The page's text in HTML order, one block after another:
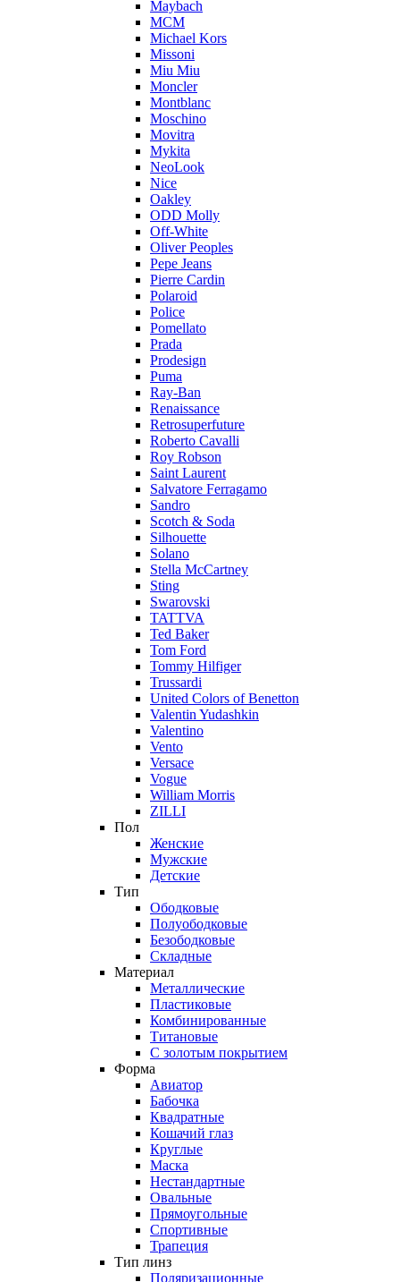
Maybach
MCM
Michael Kors
Missoni
Miu Miu
Moncler
Montblanc
Moschino
Movitra
Mykita
NeoLook
Nice
Oakley
ODD Molly
Off-White
Oliver Peoples
Pepe Jeans
Pierre Cardin
Polaroid
Police
Pomellato
Prada
Prodesign
Puma
Ray-Ban
Renaissance
Retrosuperfuture
Roberto Cavalli
Roy Robson
Saint Laurent
Salvatore Ferragamo
Sandro
Scotch & Soda
Silhouette
Solano
Stella McCartney
Sting
Swarovski
TATTVA
Ted Baker
Tom Ford
Tommy Hilfiger
Trussardi
United Colors of Benetton
Valentin Yudashkin
Valentino
Vento
Versace
Vogue
William Morris
ZILLI
Пол
Женские
Мужские
Детские
Тип
Ободковые
Полуободковые
Безободковые
Складные
Материал
Металлические
Пластиковые
Комбинированные
Титановые
С золотым покрытием
Форма
Авиатор
Бабочка
Квадратные
Кошачий глаз
Круглые
Маска
Нестандартные
Овальные
Прямоугольные
Спортивные
Трапеция
Тип линз
Поляризационные